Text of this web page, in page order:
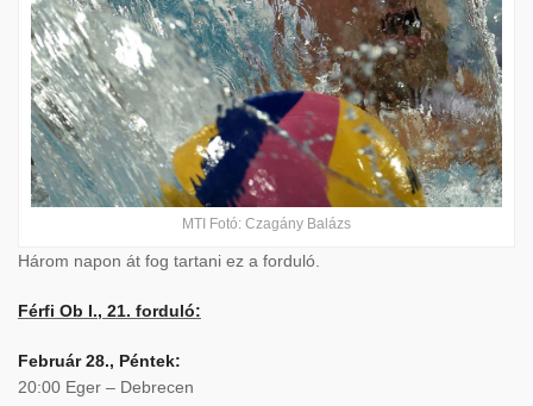
MTI Fotó: Czagány Balázs
Három napon át fog tartani ez a forduló.
Férfi Ob I., 21. forduló:
Február 28., Péntek:
20:00 Eger – Debrecen